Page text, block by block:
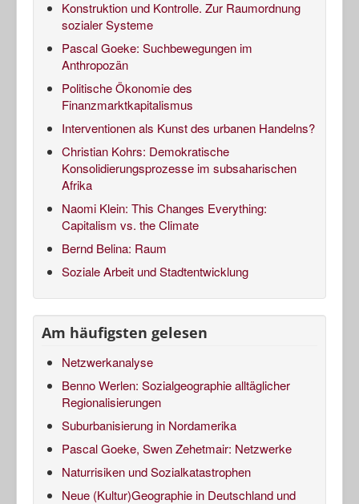
Konstruktion und Kontrolle. Zur Raumordnung
sozialer Systeme
Pascal Goeke: Suchbewegungen im
Anthropozän
Politische Ökonomie des
Finanzmarktkapitalismus
Interventionen als Kunst des urbanen Handelns?
Christian Kohrs: Demokratische
Konsolidierungsprozesse im subsaharischen
Afrika
Naomi Klein: This Changes Everything:
Capitalism vs. the Climate
Bernd Belina: Raum
Soziale Arbeit und Stadtentwicklung
Am häufigsten gelesen
Netzwerkanalyse
Benno Werlen: Sozialgeographie alltäglicher
Regionalisierungen
Suburbanisierung in Nordamerika
Pascal Goeke, Swen Zehetmair: Netzwerke
Naturrisiken und Sozialkatastrophen
Neue (Kultur)Geographie in Deutschland und